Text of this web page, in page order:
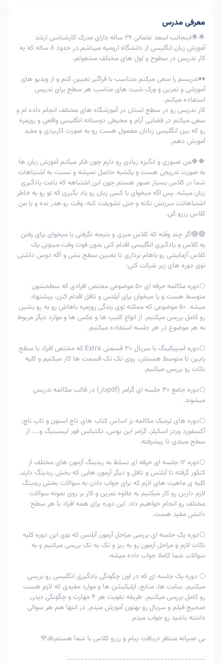
1
لغو کلاس
80%
جریمه 40%
تغییر
کلاس
امکان
پذیرنیست
امکان
پذیرنیست
3 لغوتوافقی
امکان پذیر
با تایید استاد
امکان پذیر
با تایید استاد
در اعمال جریمه 80% ، به عنوان مثال اگر زبان آموز مبلغ 200
هزار تومان را برای کلاس خود پرداخت کرده و کلاس را فرضا 5
آموز برگشت خواهد شد.
معرفی مدرس
🌟🌟اینجانب اسعد عثمانی 29 ساله دارای مدرک کارشناسی ارشد
آموزش زبان انگلیسی از دانشگاه ارومیه میباشم.در حدود 8 ساله که به
کار تدریس در سطوح و لول های مختلف مشغولم.
♦️♦️تدریسم را سعی میکنم متناسب با فراگیر تعیین کنم و از ویدیو های
آموزشی و تمرین و ورک شیت های مناسب هر سطح برای تدریس
استفاده میکنم.
کار تدریس رو در سطح استان در آموزشگاه های مختلف انجام داده ام و
سعی میکنم در فضایی آرام و محیطی دوستانه انگلیسی واقعی و روزمره
رو که بین انگلیسی زبانان معمول هست رو به صورت کاربردی و مفید
آموزش دهم.
🔶🔶من صبوری و انگیزه زیادی رو دارم چون فکر میکنم آموزش زبان ها
به صورت تدریجی هست و یکشبه حاصل نمیشه و نسبت به اشتباهات
شما در کلاس بسیار صبور هستم چون این اشتباهه که باعث یادگیری
زبان میشه. پس اگه میخوای با کسی زبان رو یاد بگیری که تو رو به خاطر
اشتباهاتت سرزنش نکنه و حتی تشویقت کنه، وقت رو هدر نده و با من
کلاس رزرو کن.
🔴🔵اگر چند وقته که کلاس میری و نتیجه نگرفتی یا میخوای برای رفتن
به کلاس و یادگیری انگلیسی اقدام کنی بدون فوت وقت میتونی یک
کلاس آزمایشی رو باهام برداری تا تعیین سطح بشی و اگه دوس داشتی
توی دوره های زیر شرکت کنی:
🌕دوره مکالمه حرفه ای 50 موضوعی مختص افرادی که سطحشون
متوسط هست و یا میخوان برای آیلتس و تافل اقدام کنن، پیشنهاد
میشه. 50 موضوعی که ممکنه توی زندگی روزمره باهاش رو به رو بشین
رو کامل بررسی میکنیم. از انواع کلیپ ها و عکس ها و موارد دیگر مربوط
به هر موضوع در هر جلسه استفاده میکنیم.
🌕دوره اسپیکینگ با سریال 30 قسمتی Extra که مختص افراد با سطح
پایین تا متوسط هستش. روی تک تک قسمت ها کار میکنیم و کلیه
نکات رو بررسی میکنیم.
🌕دوره جامع 30 جلسه ای گرامر (pdfدار) در قالب مکالمه تدریس
میشوند.
🌕دوره های ترمیک مکالمه بر اساس کتاب های تاچ استون و تاپ ناچ،
آکسفورد وردز اسکیلز، گرامر این یوس، تکتیکس فور لیسینیگ و.... از
سطح مبتدی تا پیشرفته.
🌕دوره 12 جلسه ای حرفه ای تسلط به ریدینگ آزمون های مختلف از
کنکور گرفته تا آیلتس و تافل و دیگر آزمون هایی که بخش ریدینگ دارند.
کلیه ی ماهرت های لازم که برای جواب دادن به سوالات بخش ریدینگ
لازم دارین رو کار میکنیم به علاوه تمرین و کار بر روی نمونه سوالات
مختلف رو انجام خواهیم داد. این دوره برای همه افراد با هر سطح
دانشی مفید هست.
🌕دوره یک جلسه ای بررسی مراحل آزمون آیلتس که توی این دوره کلیه
نکات لازم و مراحل آزمون رو به ریز و تک به تک بررسی میکنیم و به
سوالات شما کاملا جواب داده میشه.
🌕 دوره یک جلسه ای که در اون چگونگی یادگیری انگلیسی رو بررسی
میکنیم. سایت ها، منابع، اپلیکیشن ها و موارد مفیدی که لازم هست
رو کامل بررسی میکنیم. طریقه تقویت هر 4 مهارت و چگونگی دیدن
صحیح فیلم و سریال رو بهتون آموزش میدم. در انتها هم هر سوالی
داشته باشید رو جواب میدم.
بی صبرانه منتظر دریافت پیام و رزرو کلاس با شما هستم🙏🌹
----------------------------------------